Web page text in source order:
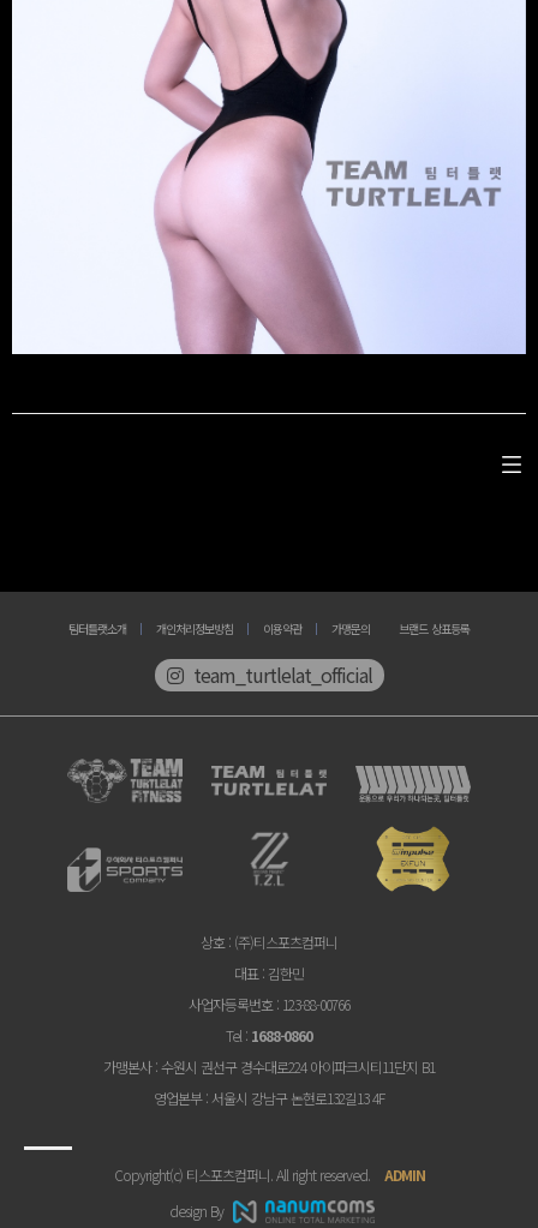
팀터틀랫소개 개인처리정보방침 이용약관 가맹문의 브랜드 상표등록
team_turtlelat_official
상호: (주)티스포츠컴퍼니
대표: 김한민
사업자등록번호: 123-88-00766
Tel: 1688-0860
가맹본사: 수원시 권선구 경수대로224 아이파크시티11단지 B1
영업본부: 서울시 강남구 논현로132길13 4F
Copyright(c) 티스포츠컴퍼니. All right reserved. ADMIN
design By